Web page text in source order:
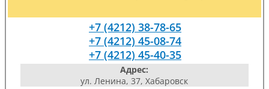
+7 (4212) 38-78-65
+7 (4212) 45-08-74
+7 (4212) 45-40-35
Адрес:
ул. Ленина, 37, Хабаровск